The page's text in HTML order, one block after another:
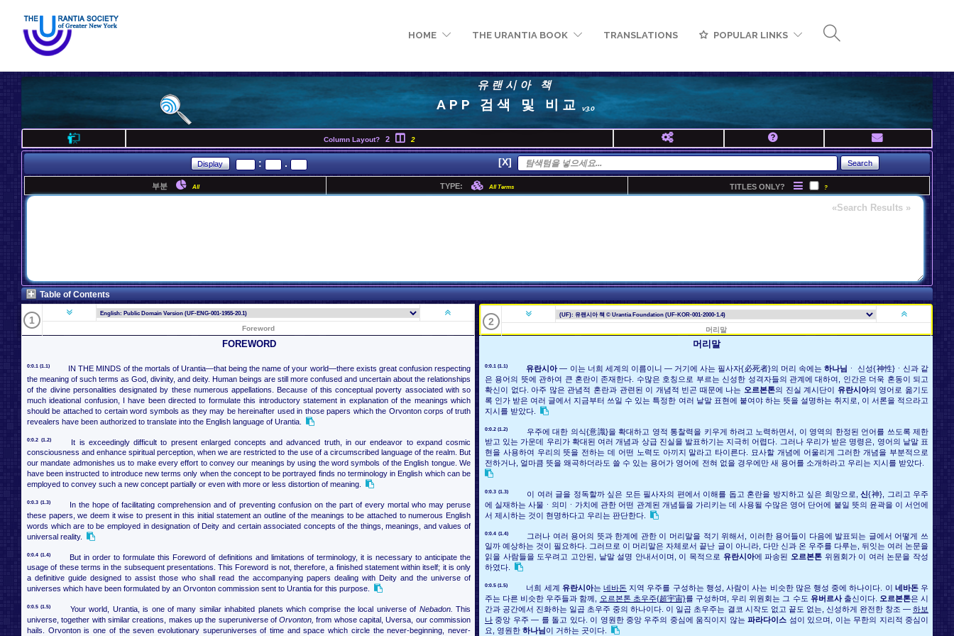
HOME THE URANTIA BOOK TRANSLATIONS POPULAR LINKS
유랜시아 책
APP 검색 및 비교 v3.0
Column Layout? 2 2
: . [X]
부분 All TYPE: All Terms TITLES ONLY? ?
«Search Results »
Table of Contents
1
Foreword
FOREWORD
0:0.1 (1.1)
IN THE MINDS of the mortals of Urantia—that being the name of your world—there exists great confusion respecting
the meaning of such terms as God, divinity, and deity. Human beings are still more confused and uncertain about the relationships
of the divine personalities designated by these numerous appellations. Because of this conceptual poverty associated with so
much ideational confusion, I have been directed to formulate this introductory statement in explanation of the meanings which
should be attached to certain word symbols as they may be hereinafter used in those papers which the Orvonton corps of truth
revealers have been authorized to translate into the English language of Urantia.
0:0.2 (1.2)
It is exceedingly difficult to present enlarged concepts and advanced truth, in our endeavor to expand cosmic
consciousness and enhance spiritual perception, when we are restricted to the use of a circumscribed language of the realm. But
our mandate admonishes us to make every effort to convey our meanings by using the word symbols of the English tongue. We
have been instructed to introduce new terms only when the concept to be portrayed finds no terminology in English which can be
employed to convey such a new concept partially or even with more or less distortion of meaning.
0:0.3 (1.3)
In the hope of facilitating comprehension and of preventing confusion on the part of every mortal who may peruse
these papers, we deem it wise to present in this initial statement an outline of the meanings to be attached to numerous English
words which are to be employed in designation of Deity and certain associated concepts of the things, meanings, and values of
universal reality.
0:0.4 (1.4)
But in order to formulate this Foreword of definitions and limitations of terminology, it is necessary to anticipate the
usage of these terms in the subsequent presentations. This Foreword is not, therefore, a finished statement within itself; it is only
a definitive guide designed to assist those who shall read the accompanying papers dealing with Deity and the universe of
universes which have been formulated by an Orvonton commission sent to Urantia for this purpose.
0:0.5 (1.5) Your world, Urantia, is one of many similar inhabited planets which comprise the local universe of Nebadon. This
universe, together with similar creations, makes up the superuniverse ofOrvonton, from whose capital, Uversa, our commission
hails. Orvonton is one of the seven evolutionary superuniverses of time and space which circle the never-beginning, never-
2
머리말
머리말
0:0.1 (1.1) 유란시아― 이는 너희 세계의 이름이니 ― 거기에 사는 필사자{必死者}의 머리 속에는하나님 ㆍ 신성{神性}ㆍ신과 같
은 용어의 뜻에 관하여 큰 혼란이 존재한다. 수많은 호칭으로 부르는 신성한 성격자들의 관계에 대하여, 인간은 더욱 혼동이 되고
확신이 없다. 아주 많은 관념적 혼란과 관련된 이 개념적 빈곤 때문에 나는 오르본톤의 진실 계시단이 유란시아의 영어로 옮기도
록 인가 받은 여러 글에서 지금부터 쓰일 수 있는 특정한 여러 낱말 표현에 붙여야 하는 뜻을 설명하는 취지로, 이 서론을 적으라고
지시를 받았다.
0:0.2 (1.2)
우주에 대한 의식{意識}을 확대하고 영적 통찰력을 키우게 하려고 노력하면서, 이 영역의 한정된 언어를 쓰도록 제한
받고 있는 가운데 우리가 확대된 여러 개념과 상급 진실을 발표하기는 지극히 어렵다. 그러나 우리가 받은 명령은, 영어의 낱말 표
현을 사용하여 우리의 뜻을 전하는 데 어떤 노력도 아끼지 말라고 타이른다. 묘사할 개념에 어울리게 그러한 개념을 부분적으로
전하거나, 얼마큼 뜻을 왜곡하더라도 쓸 수 있는 용어가 영어에 전혀 없을 경우에만 새 용어를 소개하라고 우리는 지시를 받았다.
0:0.3 (1.3) 이 여러 글을 정독할까 싶은 모든 필사자의 편에서 이해를 돕고 혼란을 방지하고 싶은 희망으로, 신{神}, 그리고 우주
에 실재하는 사물ㆍ의미ㆍ가치에 관한 어떤 관계된 개념들을 가리키는 데 사용될 수많은 영어 단어에 붙일 뜻의 윤곽을 이 서언에
서 제시하는 것이 현명하다고 우리는 판단한다.
0:0.4 (1.4)
그러나 여러 용어의 뜻과 한계에 관한 이 머리말을 적기 위해서, 이러한 용어들이 다음에 발표되는 글에서 어떻게 쓰
일까 예상하는 것이 필요하다. 그러므로 이 머리말은 자체로서 끝난 글이 아니라, 다만 신과 온 우주를 다루는, 뒤잇는 여러 논문을
읽을 사람들을 도우려고 고안된, 낱말 설명 안내서이며, 이 목적으로 유란시아에 파송된 오르본톤위원회가 이 여러 논문을 작성
하였다.
0:0.5 (1.5) 너희 세계 유란시아는네바돈 지역 우주를 구성하는 행성, 사람이 사는 비슷한 많은 행성 중에 하나이다. 이 네바돈우
주는 다른 비슷한 우주들과 함께,
오르본톤 초우주{超宇宙}를 구성하며, 우리 위원회는 그 수도 유버르사출신이다. 오르본톤은 시
간과 공간에서 진화하는 일곱 초우주 중의 하나이다. 이 일곱 초우주는 결코 시작도 없고 끝도 없는, 신성하게 완전한 창조 ― 하보
나 중앙 우주 ― 를 돌고 있다. 이 영원한 중앙 우주의 중심에 움직이지 않는파라다이스 섬이 있으며, 이는 무한의 지리적 중심이
요, 영원한 하나님이 거하는 곳이다.